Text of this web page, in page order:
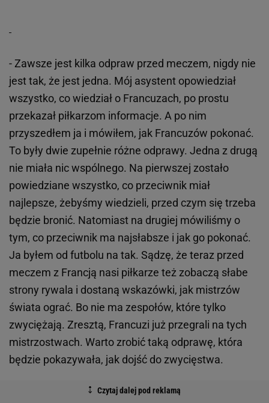
- Zawsze jest kilka odpraw przed meczem, nigdy nie
jest tak, że jest jedna. Mój asystent opowiedział
wszystko, co wiedział o Francuzach, po prostu
przekazał piłkarzom informacje. A po nim
przyszedłem ja i mówiłem, jak Francuzów pokonać.
To były dwie zupełnie różne odprawy. Jedna z drugą
nie miała nic wspólnego. Na pierwszej zostało
powiedziane wszystko, co przeciwnik miał
najlepsze, żebyśmy wiedzieli, przed czym się trzeba
będzie bronić. Natomiast na drugiej mówiliśmy o
tym, co przeciwnik ma najsłabsze i jak go pokonać.
Ja byłem od futbolu na tak. Sądzę, że teraz przed
meczem z Francją nasi piłkarze też zobaczą słabe
strony rywala i dostaną wskazówki, jak mistrzów
świata ograć. Bo nie ma zespołów, które tylko
zwyciężają. Zresztą, Francuzi już przegrali na tych
mistrzostwach. Warto zrobić taką odprawę, która
będzie pokazywała, jak dojść do zwycięstwa.